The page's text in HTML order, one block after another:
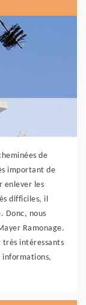
de
important de
enlever les
difficiles, il
Donc, nous
Ramonage.
très intéressants
informations,